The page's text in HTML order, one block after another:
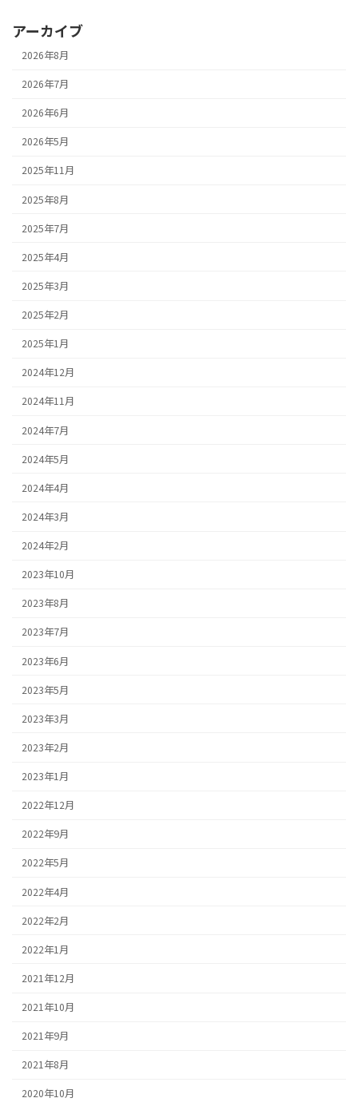
アーカイブ
2026年8月
2026年7月
2026年6月
2026年5月
2025年11月
2025年8月
2025年7月
2025年4月
2025年3月
2025年2月
2025年1月
2024年12月
2024年11月
2024年7月
2024年5月
2024年4月
2024年3月
2024年2月
2023年10月
2023年8月
2023年7月
2023年6月
2023年5月
2023年3月
2023年2月
2023年1月
2022年12月
2022年9月
2022年5月
2022年4月
2022年2月
2022年1月
2021年12月
2021年10月
2021年9月
2021年8月
2020年10月